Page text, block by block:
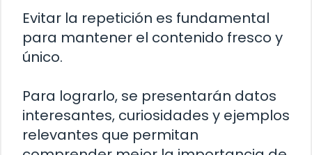
Evitar la repetición es fundamental
para mantener el contenido fresco y
único.
Para lograrlo, se presentarán datos
interesantes, curiosidades y ejemplos
relevantes que permitan